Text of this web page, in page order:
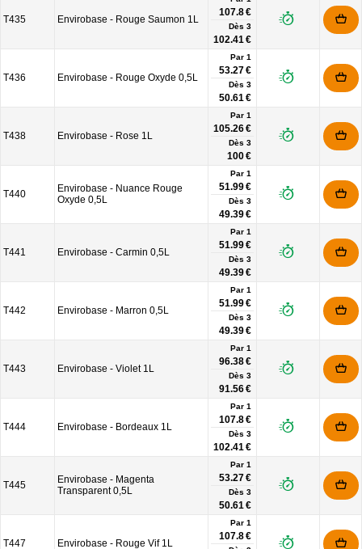
T435 Envirobase - Rouge Saumon 1L
107.8 €
Dès 3
102.41 €
T436 Envirobase - Rouge Oxyde 0,5L
Par 1
53.27 €
Dès 3
50.61 €
T438 Envirobase - Rose 1L
Par 1
105.26 €
Dès 3
100 €
T440
Envirobase - Nuance Rouge
Oxyde 0,5L
Par 1
51.99 €
Dès 3
49.39 €
T441 Envirobase - Carmin 0,5L
Par 1
51.99 €
Dès 3
49.39 €
T442 Envirobase - Marron 0,5L
Par 1
51.99 €
Dès 3
49.39 €
T443 Envirobase - Violet 1L
Par 1
96.38 €
Dès 3
91.56 €
T444 Envirobase - Bordeaux 1L
Par 1
107.8 €
Dès 3
102.41 €
T445
Envirobase - Magenta
Transparent 0,5L
Par 1
53.27 €
Dès 3
50.61 €
T447 Envirobase - Rouge Vif 1L
Par 1
107.8 €